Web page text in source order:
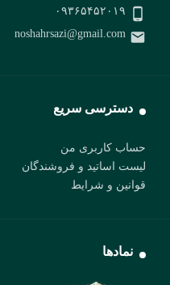
۰۹۳۶۵۴۵۲۰۱۹
noshahrsazi@gmail.com
دسترسی سریع
حساب کاربری من
لیست اساتید و فروشندگان
قوانین و شرایط
نمادها